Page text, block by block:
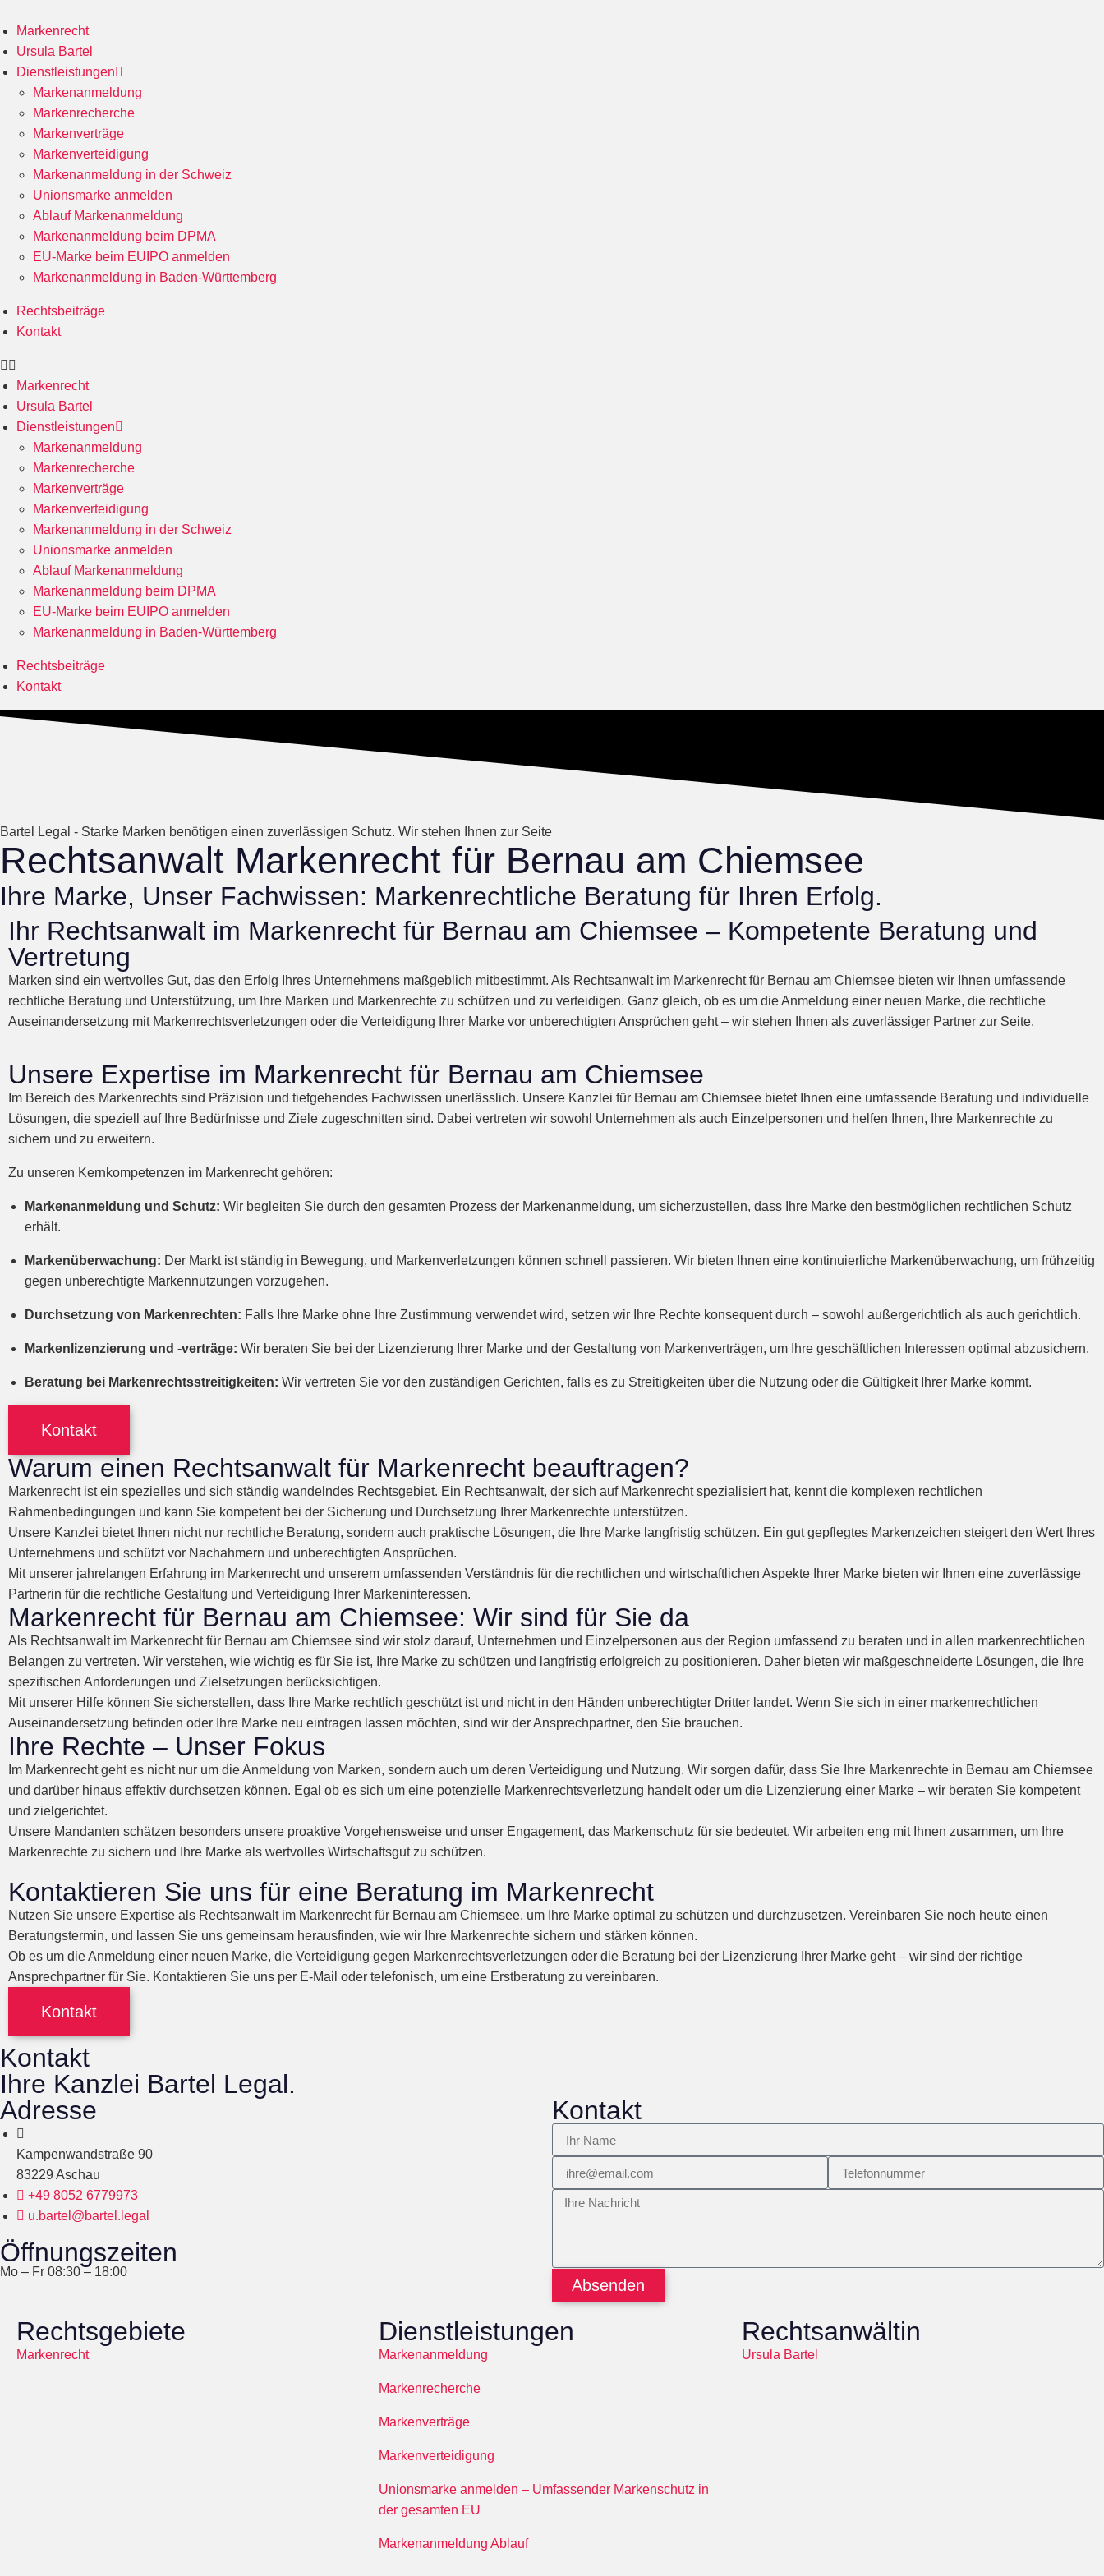
Markenrecht
Ursula Bartel
Dienstleistungen
Markenanmeldung
Markenrecherche
Markenverträge
Markenverteidigung
Markenanmeldung in der Schweiz
Unionsmarke anmelden
Ablauf Markenanmeldung
Markenanmeldung beim DPMA
EU-Marke beim EUIPO anmelden
Markenanmeldung in Baden-Württemberg
Rechtsbeiträge
Kontakt
Markenrecht
Ursula Bartel
Dienstleistungen
Markenanmeldung
Markenrecherche
Markenverträge
Markenverteidigung
Markenanmeldung in der Schweiz
Unionsmarke anmelden
Ablauf Markenanmeldung
Markenanmeldung beim DPMA
EU-Marke beim EUIPO anmelden
Markenanmeldung in Baden-Württemberg
Rechtsbeiträge
Kontakt
Bartel Legal - Starke Marken benötigen einen zuverlässigen Schutz. Wir stehen Ihnen zur Seite
Rechtsanwalt Markenrecht für Bernau am Chiemsee
Ihre Marke, Unser Fachwissen: Markenrechtliche Beratung für Ihren Erfolg.
Ihr Rechtsanwalt im Markenrecht für Bernau am Chiemsee – Kompetente Beratung und
Vertretung
Marken sind ein wertvolles Gut, das den Erfolg Ihres Unternehmens maßgeblich mitbestimmt. Als Rechtsanwalt im Markenrecht für Bernau am Chiemsee bieten wir Ihnen umfassende
rechtliche Beratung und Unterstützung, um Ihre Marken und Markenrechte zu schützen und zu verteidigen. Ganz gleich, ob es um die Anmeldung einer neuen Marke, die rechtliche
Auseinandersetzung mit Markenrechtsverletzungen oder die Verteidigung Ihrer Marke vor unberechtigten Ansprüchen geht – wir stehen Ihnen als zuverlässiger Partner zur Seite.
Unsere Expertise im Markenrecht für Bernau am Chiemsee
Im Bereich des Markenrechts sind Präzision und tiefgehendes Fachwissen unerlässlich. Unsere Kanzlei für Bernau am Chiemsee bietet Ihnen eine umfassende Beratung und individuelle
Lösungen, die speziell auf Ihre Bedürfnisse und Ziele zugeschnitten sind. Dabei vertreten wir sowohl Unternehmen als auch Einzelpersonen und helfen Ihnen, Ihre Markenrechte zu
sichern und zu erweitern.
Zu unseren Kernkompetenzen im Markenrecht gehören:
Markenanmeldung und Schutz: Wir begleiten Sie durch den gesamten Prozess der Markenanmeldung, um sicherzustellen, dass Ihre Marke den bestmöglichen rechtlichen Schutz
erhält.
Markenüberwachung: Der Markt ist ständig in Bewegung, und Markenverletzungen können schnell passieren. Wir bieten Ihnen eine kontinuierliche Markenüberwachung, um frühzeitig
gegen unberechtigte Markennutzungen vorzugehen.
Durchsetzung von Markenrechten: Falls Ihre Marke ohne Ihre Zustimmung verwendet wird, setzen wir Ihre Rechte konsequent durch – sowohl außergerichtlich als auch gerichtlich.
Markenlizenzierung und -verträge: Wir beraten Sie bei der Lizenzierung Ihrer Marke und der Gestaltung von Markenverträgen, um Ihre geschäftlichen Interessen optimal abzusichern.
Beratung bei Markenrechtsstreitigkeiten: Wir vertreten Sie vor den zuständigen Gerichten, falls es zu Streitigkeiten über die Nutzung oder die Gültigkeit Ihrer Marke kommt.
Kontakt
Warum einen Rechtsanwalt für Markenrecht beauftragen?
Markenrecht ist ein spezielles und sich ständig wandelndes Rechtsgebiet. Ein Rechtsanwalt, der sich auf Markenrecht spezialisiert hat, kennt die komplexen rechtlichen
Rahmenbedingungen und kann Sie kompetent bei der Sicherung und Durchsetzung Ihrer Markenrechte unterstützen.
Unsere Kanzlei bietet Ihnen nicht nur rechtliche Beratung, sondern auch praktische Lösungen, die Ihre Marke langfristig schützen. Ein gut gepflegtes Markenzeichen steigert den Wert Ihres
Unternehmens und schützt vor Nachahmern und unberechtigten Ansprüchen.
Mit unserer jahrelangen Erfahrung im Markenrecht und unserem umfassenden Verständnis für die rechtlichen und wirtschaftlichen Aspekte Ihrer Marke bieten wir Ihnen eine zuverlässige
Partnerin für die rechtliche Gestaltung und Verteidigung Ihrer Markeninteressen.
Markenrecht für Bernau am Chiemsee: Wir sind für Sie da
Als Rechtsanwalt im Markenrecht für Bernau am Chiemsee sind wir stolz darauf, Unternehmen und Einzelpersonen aus der Region umfassend zu beraten und in allen markenrechtlichen
Belangen zu vertreten. Wir verstehen, wie wichtig es für Sie ist, Ihre Marke zu schützen und langfristig erfolgreich zu positionieren. Daher bieten wir maßgeschneiderte Lösungen, die Ihre
spezifischen Anforderungen und Zielsetzungen berücksichtigen.
Mit unserer Hilfe können Sie sicherstellen, dass Ihre Marke rechtlich geschützt ist und nicht in den Händen unberechtigter Dritter landet. Wenn Sie sich in einer markenrechtlichen
Auseinandersetzung befinden oder Ihre Marke neu eintragen lassen möchten, sind wir der Ansprechpartner, den Sie brauchen.
Ihre Rechte – Unser Fokus
Im Markenrecht geht es nicht nur um die Anmeldung von Marken, sondern auch um deren Verteidigung und Nutzung. Wir sorgen dafür, dass Sie Ihre Markenrechte in Bernau am Chiemsee
und darüber hinaus effektiv durchsetzen können. Egal ob es sich um eine potenzielle Markenrechtsverletzung handelt oder um die Lizenzierung einer Marke – wir beraten Sie kompetent
und zielgerichtet.
Unsere Mandanten schätzen besonders unsere proaktive Vorgehensweise und unser Engagement, das Markenschutz für sie bedeutet. Wir arbeiten eng mit Ihnen zusammen, um Ihre
Markenrechte zu sichern und Ihre Marke als wertvolles Wirtschaftsgut zu schützen.
Kontaktieren Sie uns für eine Beratung im Markenrecht
Nutzen Sie unsere Expertise als Rechtsanwalt im Markenrecht für Bernau am Chiemsee, um Ihre Marke optimal zu schützen und durchzusetzen. Vereinbaren Sie noch heute einen
Beratungstermin, und lassen Sie uns gemeinsam herausfinden, wie wir Ihre Markenrechte sichern und stärken können.
Ob es um die Anmeldung einer neuen Marke, die Verteidigung gegen Markenrechtsverletzungen oder die Beratung bei der Lizenzierung Ihrer Marke geht – wir sind der richtige
Ansprechpartner für Sie. Kontaktieren Sie uns per E-Mail oder telefonisch, um eine Erstberatung zu vereinbaren.
Kontakt
Kontakt
Ihre Kanzlei Bartel Legal.
Adresse
Kampenwandstraße 90
83229 Aschau
+49 8052 6779973
u.bartel@bartel.legal
Öffnungszeiten
Mo – Fr 08:30 – 18:00
Kontakt
Absenden
Rechtsgebiete
Markenrecht
Dienstleistungen
Markenanmeldung
Markenrecherche
Markenverträge
Markenverteidigung
Unionsmarke anmelden – Umfassender Markenschutz in
der gesamten EU
Markenanmeldung Ablauf
Rechtsanwältin
Ursula Bartel